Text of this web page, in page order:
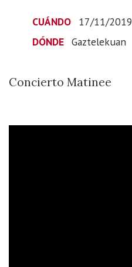
Matinee
CUÁNDO 17/11/2019
DÓNDE Gaztelekuan
Concierto Matinee